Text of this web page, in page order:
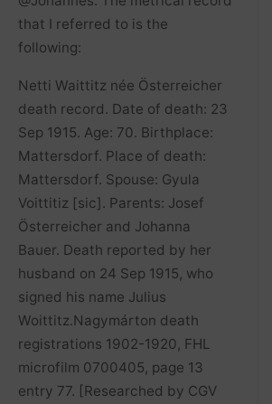
that I referred to is the
following:
Netti Waittitz née Österreicher
death record. Date of death: 23
Sep 1915. Age: 70. Birthplace:
Mattersdorf. Place of death:
Mattersdorf. Spouse: Gyula
Voittitiz [sic]. Parents: Josef
Österreicher and Johanna
Bauer. Death reported by her
husband on 24 Sep 1915, who
signed his name Julius
Woittitz.Nagymárton death
registrations 1902-1920, FHL
microfilm 0700405, page 13
entry 77. [Researched by CGV